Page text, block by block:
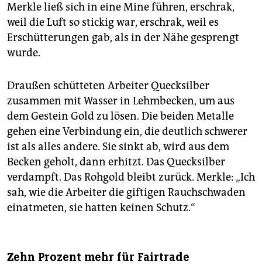
Merkle ließ sich in eine Mine führen, erschrak,
weil die Luft so stickig war, erschrak, weil es
Erschütterungen gab, als in der Nähe gesprengt
wurde.
Draußen schütteten Arbeiter Quecksilber
zusammen mit Wasser in Lehmbecken, um aus
dem Gestein Gold zu lösen. Die beiden Metalle
gehen eine Verbindung ein, die deutlich schwerer
ist als alles andere. Sie sinkt ab, wird aus dem
Becken geholt, dann erhitzt. Das Quecksilber
verdampft. Das Rohgold bleibt zurück. Merkle: „Ich
sah, wie die Arbeiter die giftigen Rauchschwaden
einatmeten, sie hatten keinen Schutz.“
Zehn Prozent mehr für Fairtrade